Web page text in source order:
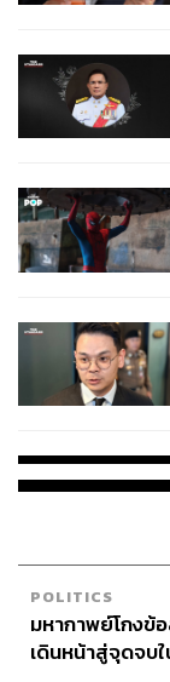
POLITICS
มหากาพย์โกงข้
เดินหน้าสู่จุดจบ